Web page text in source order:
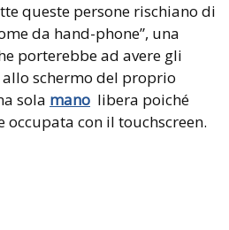
queste persone rischiano di
da hand-phone”, una
porterebbe ad avere gli
schermo del proprio
sola mano libera poiché
occupata con il touchscreen.